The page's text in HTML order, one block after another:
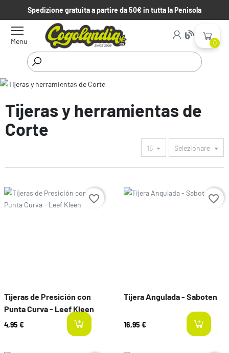
Spedizione gratuita a partire da 50€ in tutta la Penisola
Menu 0
inizio Cosecha, Secado y Conservación
Tijeras y herramientas de
Corte
16 Selezionare
Prezzo
Tijeras de Presición con
Punta Curva - Leef Kleen
4,95 € last-items
favorite_border Prezzo
Tijera Angulada - Saboten
16,95 €
favorite_border